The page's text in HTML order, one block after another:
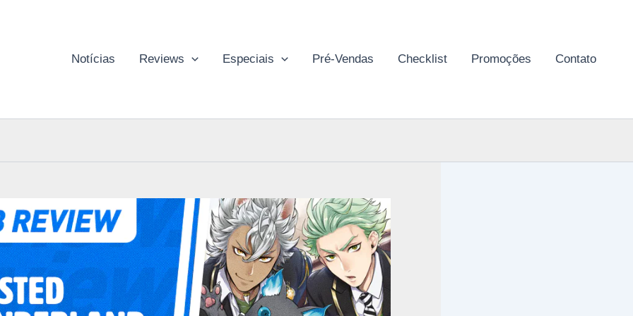
Notícias Reviews Especiais Pré-Vendas Checklist Promoções Contato